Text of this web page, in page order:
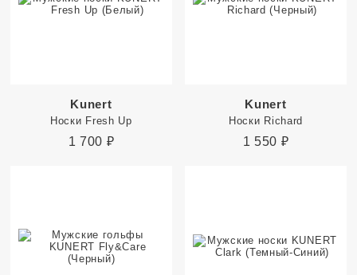
Kunert
Носки Fresh Up
1 700 ₽
Kunert
Носки Richard
1 550 ₽